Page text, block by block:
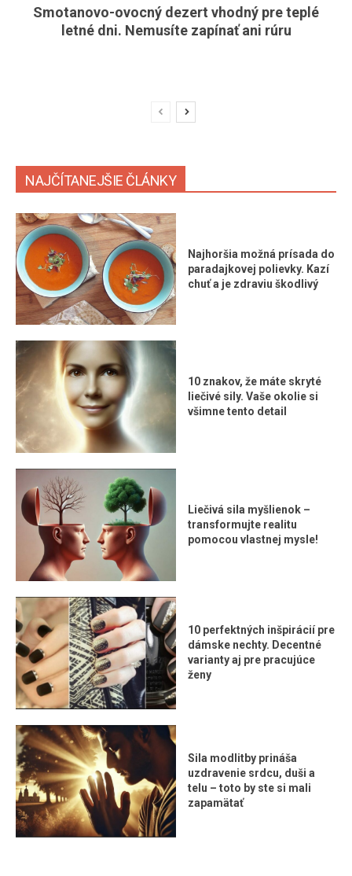
Smotanovo-ovocný dezert vhodný pre teplé
letné dni. Nemusíte zapínať ani rúru
NAJČÍTANEJŠIE ČLÁNKY
Najhoršia možná prísada do
paradajkovej polievky. Kazí
chuť a je zdraviu škodlivý
10 znakov, že máte skryté
liečivé sily. Vaše okolie si
všimne tento detail
Liečivá sila myšlienok –
transformujte realitu
pomocou vlastnej mysle!
10 perfektných inšpirácií pre
dámske nechty. Decentné
varianty aj pre pracujúce
ženy
Sila modlitby prináša
uzdravenie srdcu, duši a
telu – toto by ste si mali
zapamätať